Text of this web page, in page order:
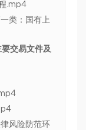
.mp4
类：国有上
交易文件及
风险防范环